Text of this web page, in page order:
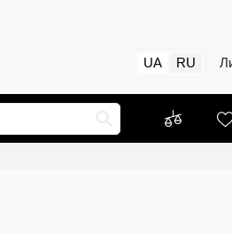
UA RU